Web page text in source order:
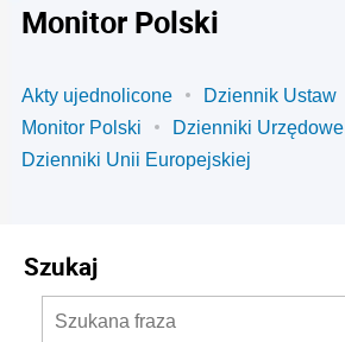
Monitor Polski
Akty ujednolicone
Dziennik Ustaw
Monitor Polski
Dzienniki Urzędowe
Dzienniki Unii Europejskiej
Szukaj